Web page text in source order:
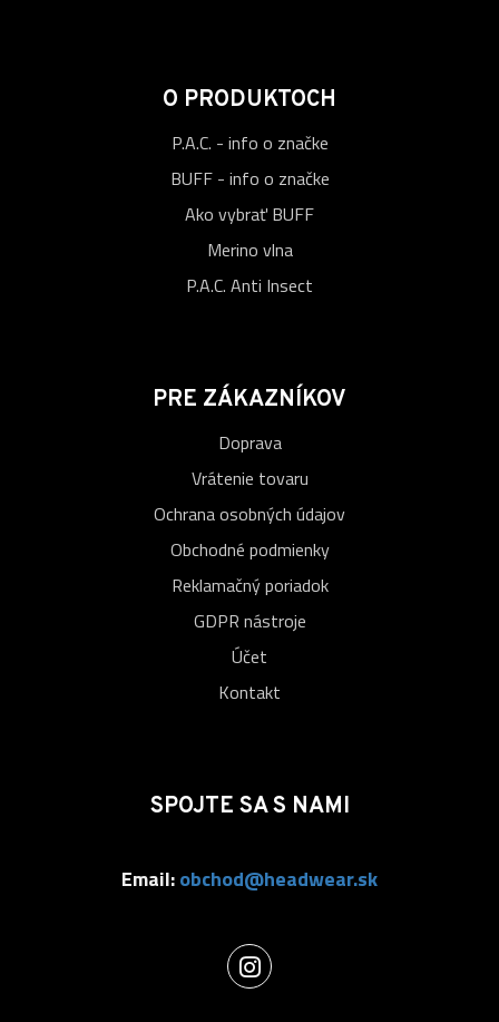
O PRODUKTOCH
P.A.C. - info o značke
BUFF - info o značke
Ako vybrať BUFF
Merino vlna
P.A.C. Anti Insect
PRE ZÁKAZNÍKOV
Doprava
Vrátenie tovaru
Ochrana osobných údajov
Obchodné podmienky
Reklamačný poriadok
GDPR nástroje
Účet
Kontakt
SPOJTE SA S NAMI
Email:obchod@headwear.sk